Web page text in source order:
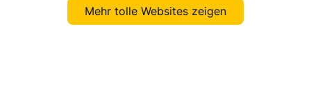
Mehr tolle Websites zeigen